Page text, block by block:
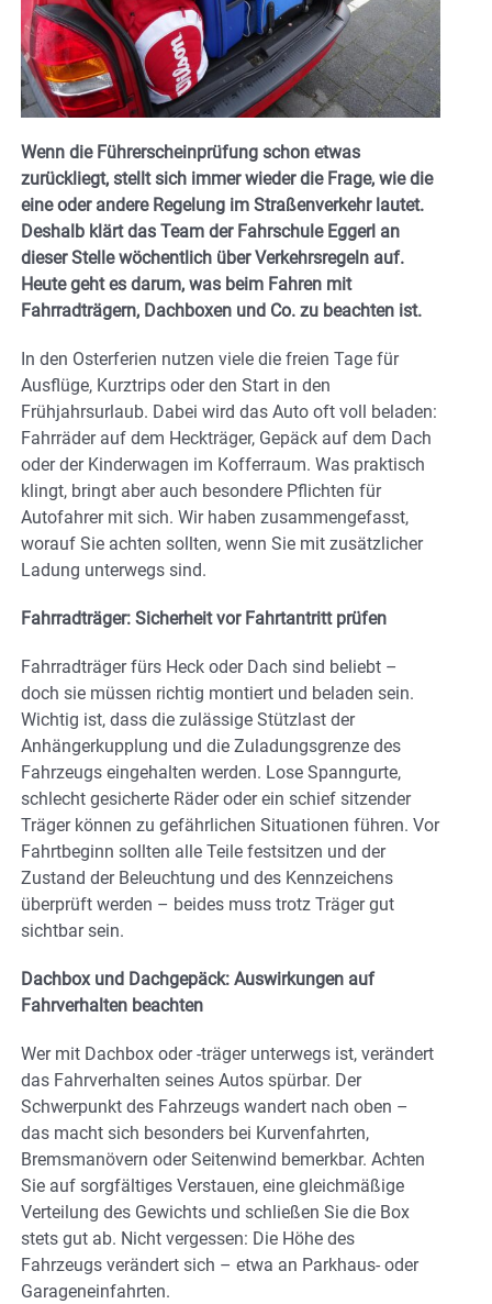
Wenn die Führerscheinprüfung schon etwas
zurückliegt, stellt sich immer wieder die Frage, wie die
eine oder andere Regelung im Straßenverkehr lautet.
Deshalb klärt das Team der Fahrschule Eggerl an
dieser Stelle wöchentlich über Verkehrsregeln auf.
Heute geht es darum, was beim Fahren mit
Fahrradträgern, Dachboxen und Co. zu beachten ist.
In den Osterferien nutzen viele die freien Tage für
Ausflüge, Kurztrips oder den Start in den
Frühjahrsurlaub. Dabei wird das Auto oft voll beladen:
Fahrräder auf dem Heckträger, Gepäck auf dem Dach
oder der Kinderwagen im Kofferraum. Was praktisch
klingt, bringt aber auch besondere Pflichten für
Autofahrer mit sich. Wir haben zusammengefasst,
worauf Sie achten sollten, wenn Sie mit zusätzlicher
Ladung unterwegs sind.
Fahrradträger: Sicherheit vor Fahrtantritt prüfen
Fahrradträger fürs Heck oder Dach sind beliebt –
doch sie müssen richtig montiert und beladen sein.
Wichtig ist, dass die zulässige Stützlast der
Anhängerkupplung und die Zuladungsgrenze des
Fahrzeugs eingehalten werden. Lose Spanngurte,
schlecht gesicherte Räder oder ein schief sitzender
Träger können zu gefährlichen Situationen führen. Vor
Fahrtbeginn sollten alle Teile festsitzen und der
Zustand der Beleuchtung und des Kennzeichens
überprüft werden – beides muss trotz Träger gut
sichtbar sein.
Dachbox und Dachgepäck: Auswirkungen auf
Fahrverhalten beachten
Wer mit Dachbox oder -träger unterwegs ist, verändert
das Fahrverhalten seines Autos spürbar. Der
Schwerpunkt des Fahrzeugs wandert nach oben –
das macht sich besonders bei Kurvenfahrten,
Bremsmanövern oder Seitenwind bemerkbar. Achten
Sie auf sorgfältiges Verstauen, eine gleichmäßige
Verteilung des Gewichts und schließen Sie die Box
stets gut ab. Nicht vergessen: Die Höhe des
Fahrzeugs verändert sich – etwa an Parkhaus- oder
Garageneinfahrten.